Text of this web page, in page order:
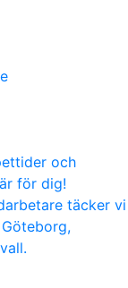
och
för dig!
täcker vi